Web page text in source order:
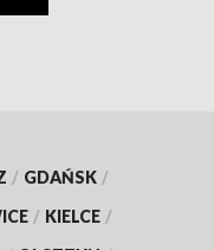
/ GDAŃSK /
/ KIELCE /